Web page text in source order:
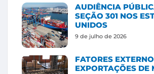
AUDIÊNCIA
SEÇÃO 301 NOS
UNIDOS
9 de julho de 2026
FATORES
EXPORTAÇÕES DE